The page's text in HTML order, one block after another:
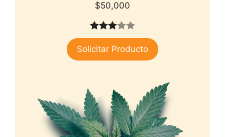
$50,000
3.00
de 5
Solicitar Producto